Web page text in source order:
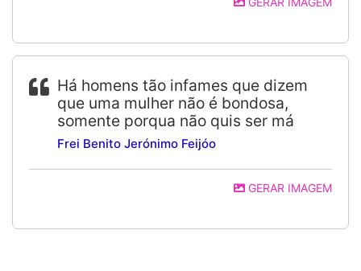
Há homens tão infames que dizem
que uma mulher não é bondosa,
somente porqua não quis ser má
Frei Benito Jerónimo Feijóo
GERAR IMAGEM